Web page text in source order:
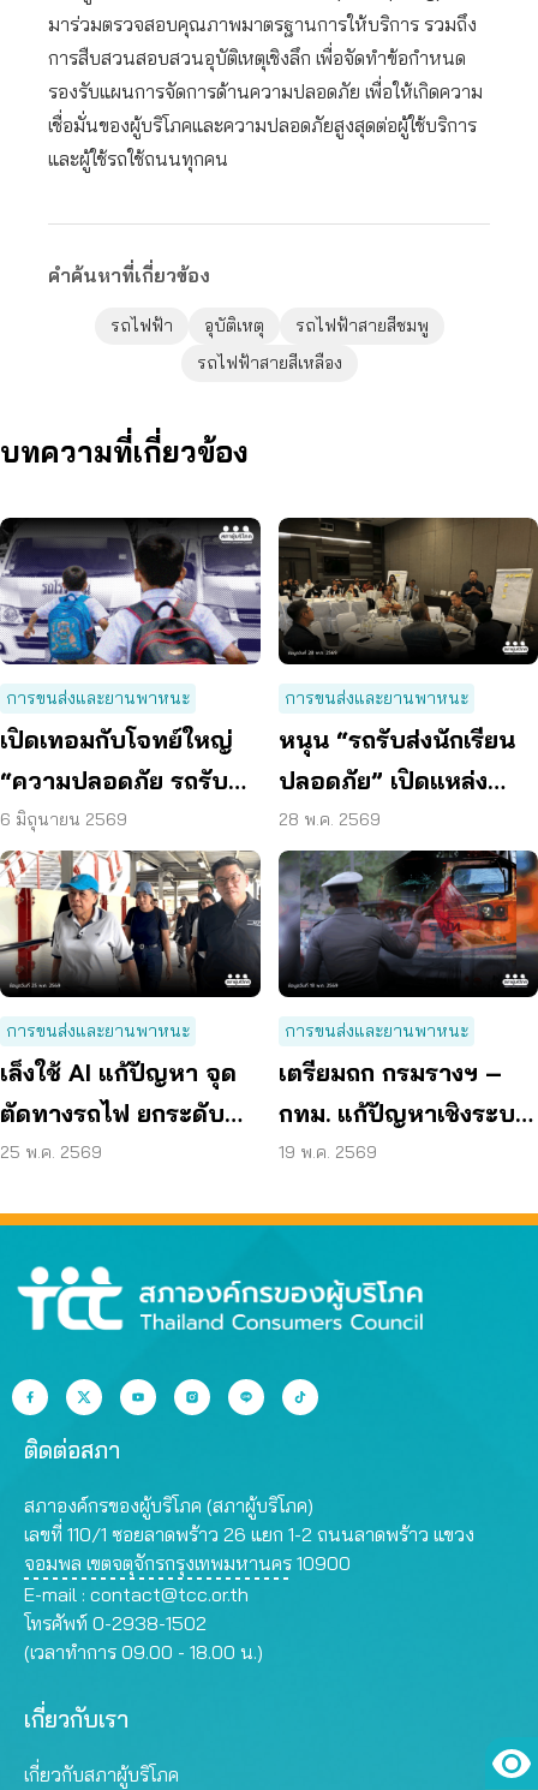
มาร่วมตรวจสอบคุณภาพมาตรฐานการให้บริการ รวมถึง
การสืบสวนสอบสวนอุบัติเหตุเชิงลึก เพื่อจัดทำข้อกำหนด
รองรับแผนการจัดการด้านความปลอดภัย เพื่อให้เกิดความ
เชื่อมั่นของผู้บริโภคและความปลอดภัยสูงสุดต่อผู้ใช้บริการ
และผู้ใช้รถใช้ถนนทุกคน
คำค้นหาที่เกี่ยวข้อง
รถไฟฟ้า อุบัติเหตุ
รถไฟฟ้าสายสีชมพู
รถไฟฟ้าสายสีเหลือง
บทความที่เกี่ยวข้อง
การขนส่งและยานพาหนะ
เปิดเทอมกับโจทย์ใหญ่
“ความปลอดภัย รถรับส่ง
นักเรียน”
6 มิถุนายน 2569
การขนส่งและยานพาหนะ
หนุน “รถรับส่งนักเรียน
ปลอดภัย” เปิดแหล่ง
เรียนรู้ต้นแบบ ดัน อปท.
มีส่วนร่วม
28 พ.ค. 2569
การขนส่งและยานพาหนะ
เล็งใช้ AI แก้ปัญหา จุด
ตัดทางรถไฟ ยกระดับ
ความปลอดภัยเมือง
25 พ.ค. 2569
การขนส่งและยานพาหนะ
เตรียมถก กรมรางฯ –
กทม. แก้ปัญหาเชิงระบบ
เหตุ ‘รถไฟชนรถเมล์’
19 พ.ค. 2569
ติดต่อสภา
สภาองค์กรของผู้บริโภค (สภาผู้บริโภค)
เลขที่ 110/1 ซอยลาดพร้าว 26 แยก 1-2 ถนนลาดพร้าว แขวง
จอมพล เขตจตุจักรกรุงเทพมหานคร 10900
E-mail : contact@tcc.or.th
โทรศัพท์ 0-2938-1502
(เวลาทำการ 09.00 - 18.00 น.)
เกี่ยวกับเรา
เกี่ยวกับสภาผู้บริโภค